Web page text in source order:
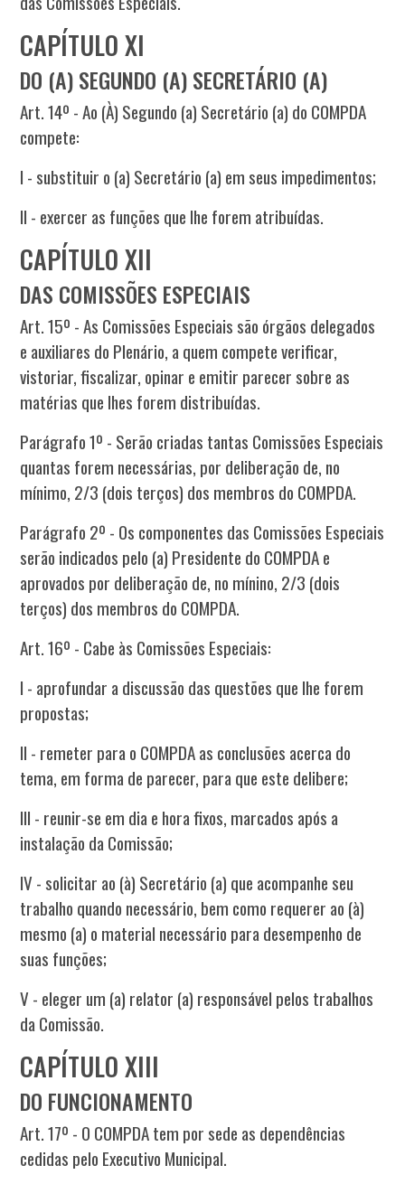
CAPÍTULO XI
DO (A) SEGUNDO (A) SECRETÁRIO (A)
Art. 14º - Ao (À) Segundo (a) Secretário (a) do COMPDA
compete:
I - substituir o (a) Secretário (a) em seus impedimentos;
II - exercer as funções que lhe forem atribuídas.
CAPÍTULO XII
DAS COMISSÕES ESPECIAIS
Art. 15º - As Comissões Especiais são órgãos delegados
e auxiliares do Plenário, a quem compete verificar,
vistoriar, fiscalizar, opinar e emitir parecer sobre as
matérias que lhes forem distribuídas.
Parágrafo 1º - Serão criadas tantas Comissões Especiais
quantas forem necessárias, por deliberação de, no
mínimo, 2/3 (dois terços) dos membros do COMPDA.
Parágrafo 2º - Os componentes das Comissões Especiais
serão indicados pelo (a) Presidente do COMPDA e
aprovados por deliberação de, no mínino, 2/3 (dois
terços) dos membros do COMPDA.
Art. 16º - Cabe às Comissões Especiais:
I - aprofundar a discussão das questões que lhe forem
propostas;
II - remeter para o COMPDA as conclusões acerca do
tema, em forma de parecer, para que este delibere;
III - reunir-se em dia e hora fixos, marcados após a
instalação da Comissão;
IV - solicitar ao (à) Secretário (a) que acompanhe seu
trabalho quando necessário, bem como requerer ao (à)
mesmo (a) o material necessário para desempenho de
suas funções;
V - eleger um (a) relator (a) responsável pelos trabalhos
da Comissão.
CAPÍTULO XIII
DO FUNCIONAMENTO
Art. 17º - O COMPDA tem por sede as dependências
cedidas pelo Executivo Municipal.